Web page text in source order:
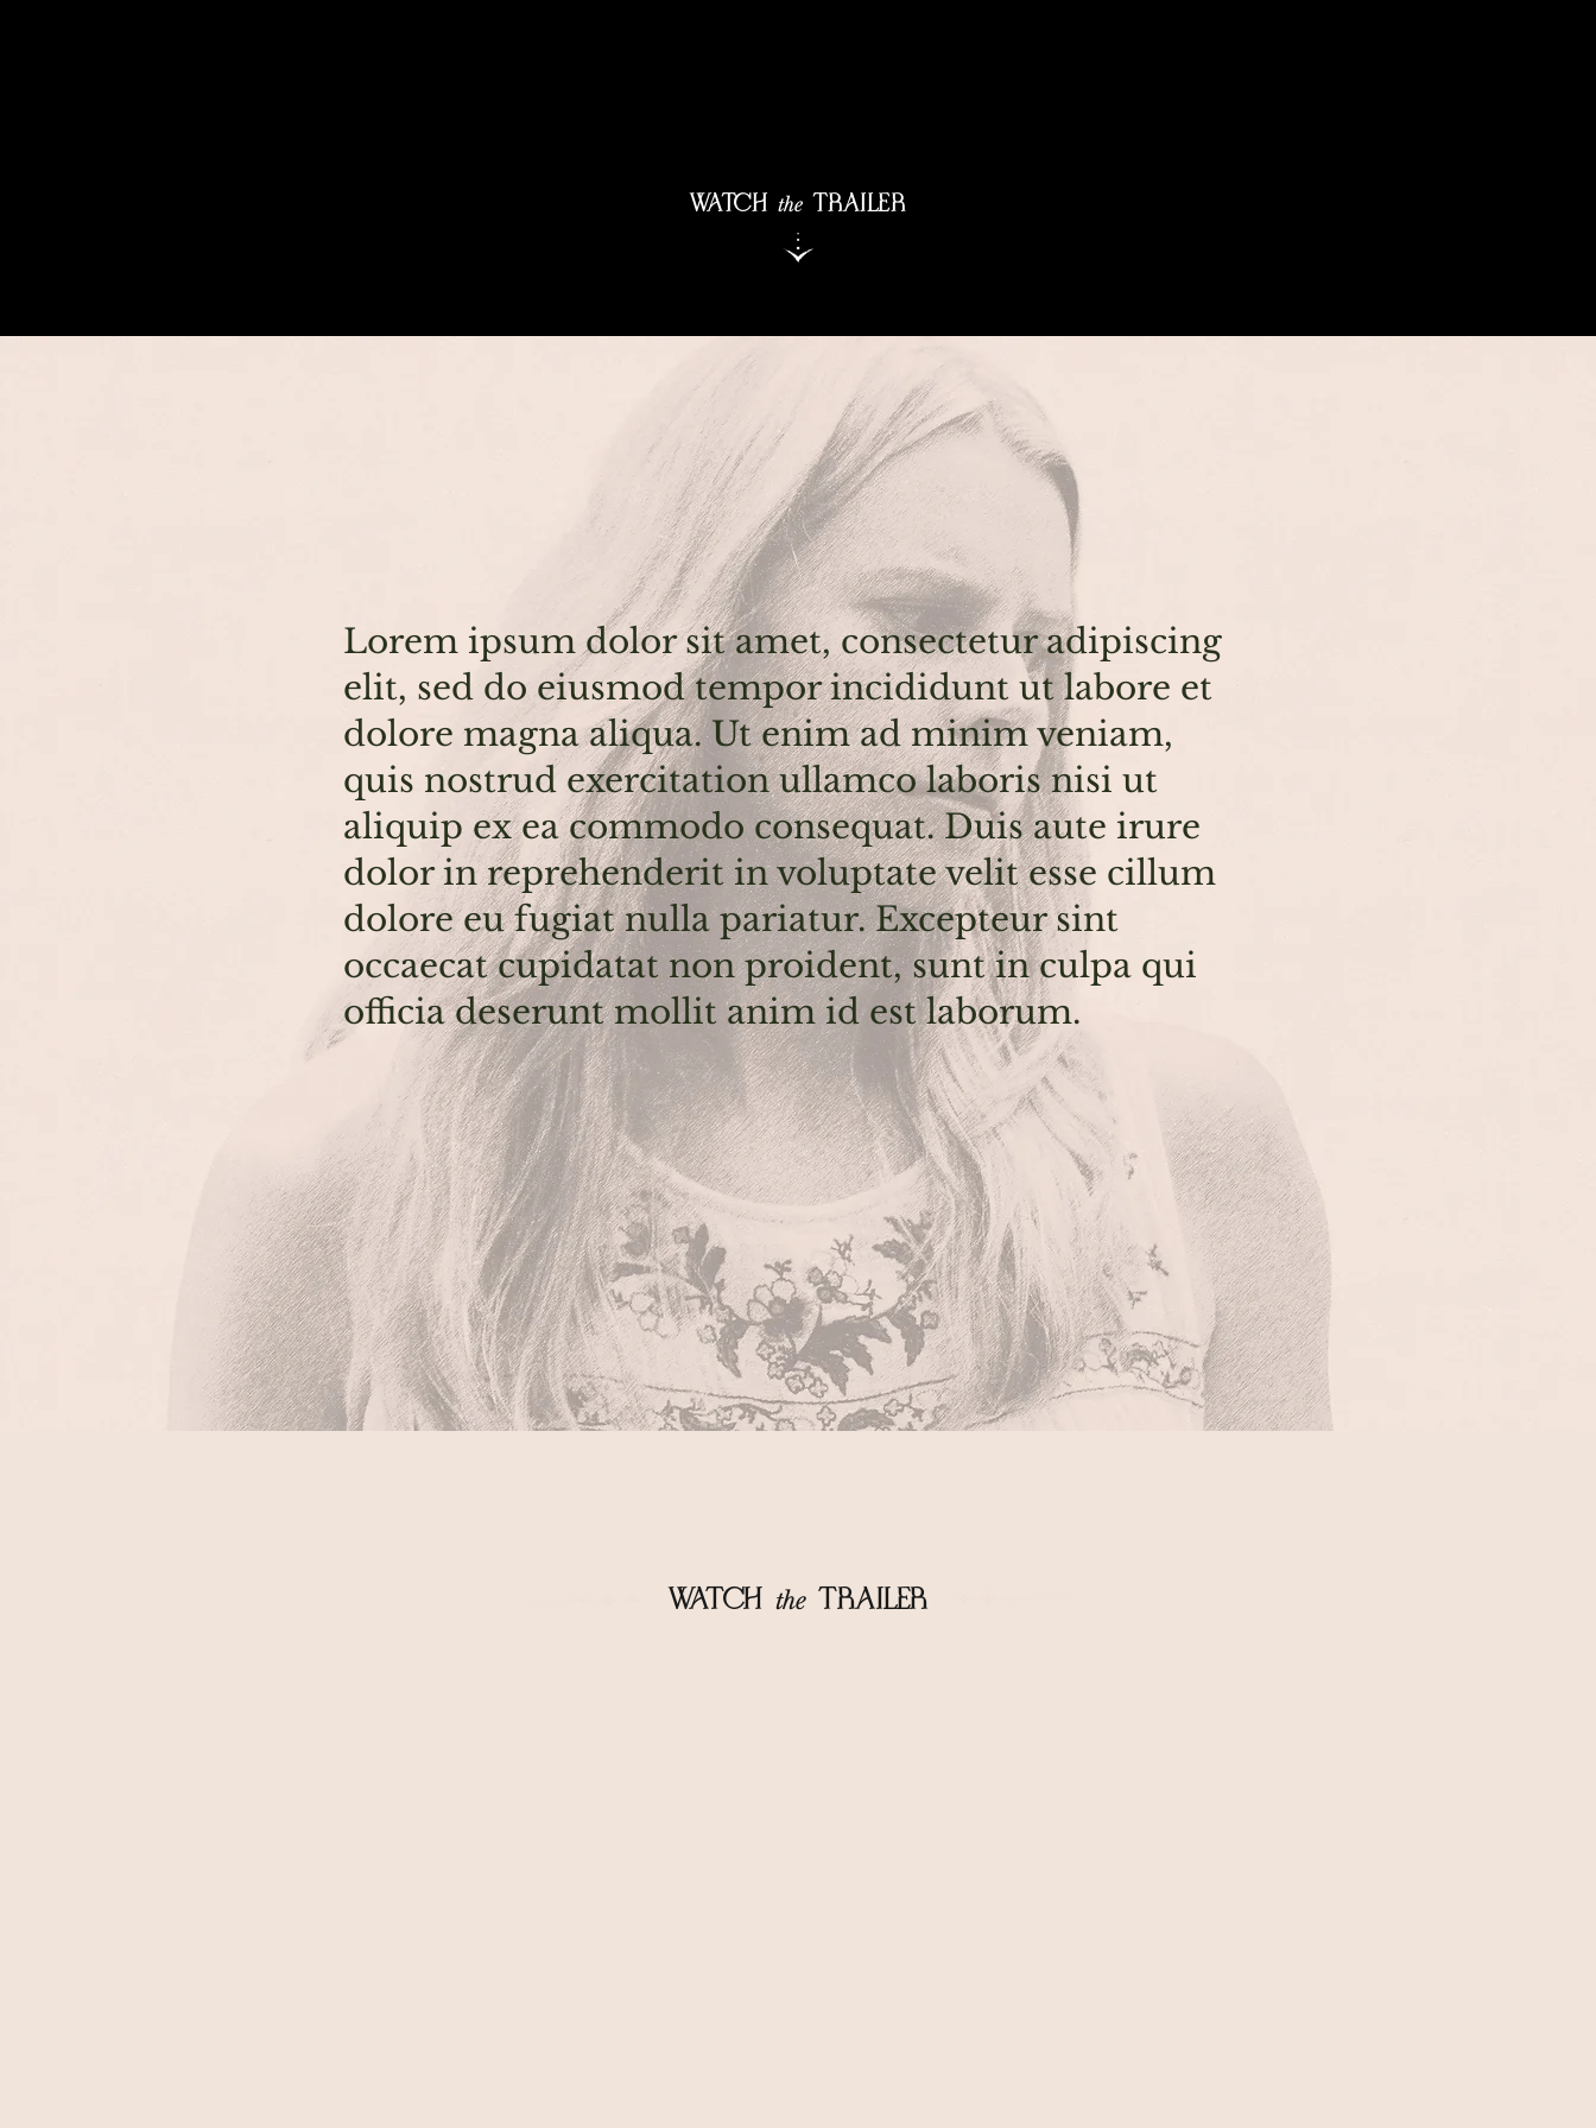
WATCH theTRAILER
Lorem ipsum dolor sit amet, consectetur adipiscing
elit, sed do eiusmod tempor incididunt ut labore et
dolore magna aliqua. Ut enim ad minim veniam,
quis nostrud exercitation ullamco laboris nisi ut
aliquip ex ea commodo consequat. Duis aute irure
dolor in reprehenderit in voluptate velit esse cillum
dolore eu fugiat nulla pariatur. Excepteur sint
occaecat cupidatat non proident, sunt in culpa qui
officia deserunt mollit anim id est laborum.
WATCH theTRAILER